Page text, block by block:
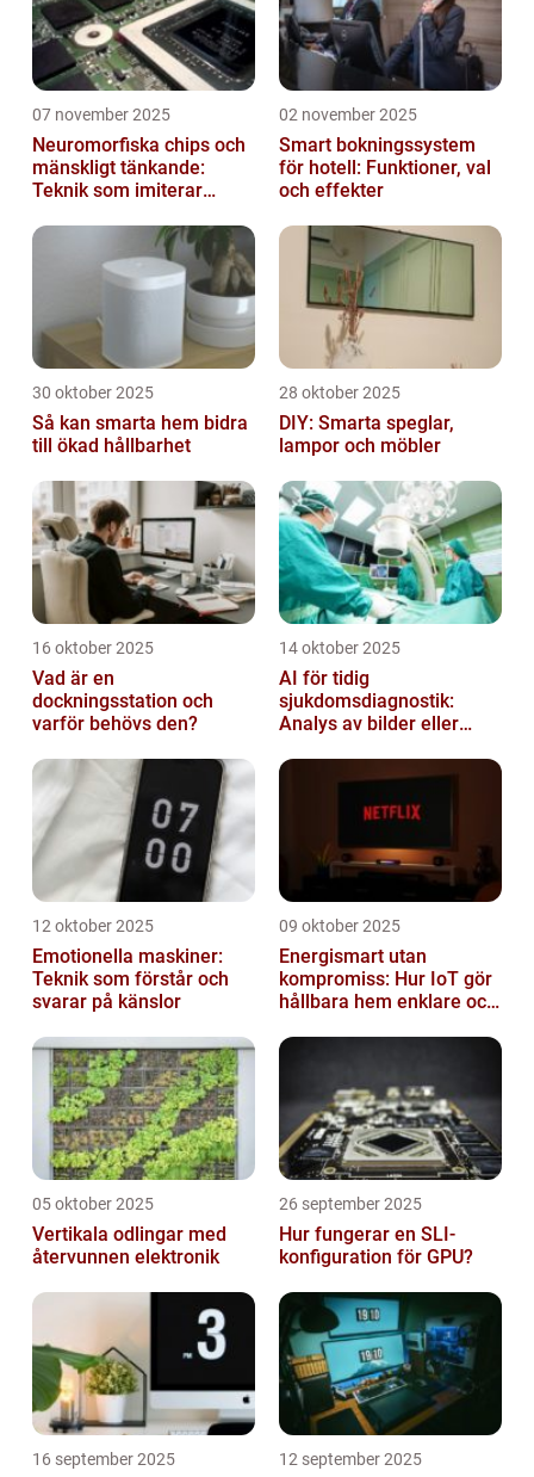
07 november 2025
Neuromorfiska chips och
mänskligt tänkande:
Teknik som imiterar
02 november 2025
Smart bokningssystem
för hotell: Funktioner, val
och effekter
30 oktober 2025
Så kan smarta hem bidra
till ökad hållbarhet
28 oktober 2025
DIY: Smarta speglar,
lampor och möbler
16 oktober 2025
Vad är en
dockningsstation och
varför behövs den?
14 oktober 2025
AI för tidig
sjukdomsdiagnostik:
Analys av bilder eller
12 oktober 2025
Emotionella maskiner:
Teknik som förstår och
svarar på känslor
09 oktober 2025
Energismart utan
kompromiss: Hur IoT gör
hållbara hem enklare och
05 oktober 2025
Vertikala odlingar med
återvunnen elektronik
26 september 2025
Hur fungerar en SLI-
konfiguration för GPU?
16 september 2025 12 september 2025